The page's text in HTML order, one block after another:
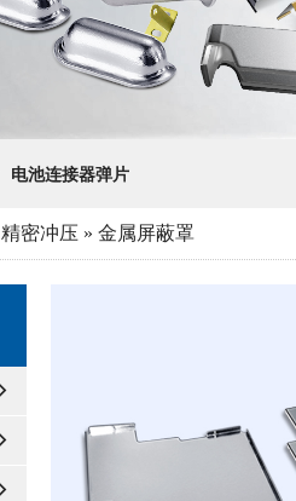
电池连接器弹片
精密冲压 » 金属屏蔽罩